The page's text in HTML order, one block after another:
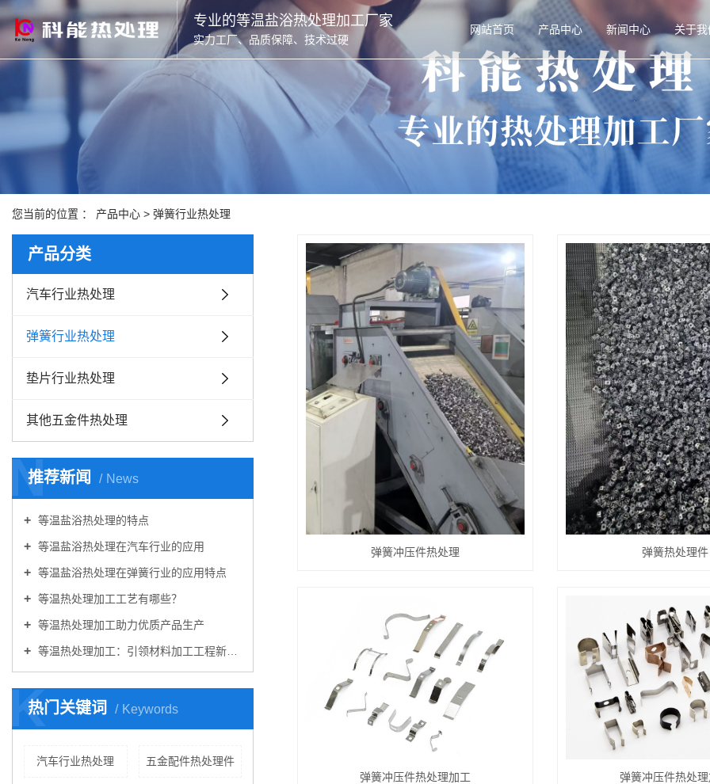
专业的等温盐浴热处理加工厂家
实力工厂、品质保障、技术过硬
网站首页 产品中心 新闻中心 关于
您当前的位置 ： 产品中心 > 弹簧行业热处理
产品分类
汽车行业热处理
弹簧行业热处理
垫片行业热处理
其他五金件热处理
推荐新闻 News
N
等温盐浴热处理的特点
等温盐浴热处理在汽车行业的应用
等温盐浴热处理在弹簧行业的应用特点
等温热处理加工工艺有哪些？
等温热处理加工助力优质产品生产
等温热处理加工：引领材料加工工程新篇章
热门关键词 Keywords
K
汽车行业热处理 五金配件热处理件
弹簧冲压件热处理 弹簧热处理件
弹簧冲压件热处理加工 弹簧冲压件热处